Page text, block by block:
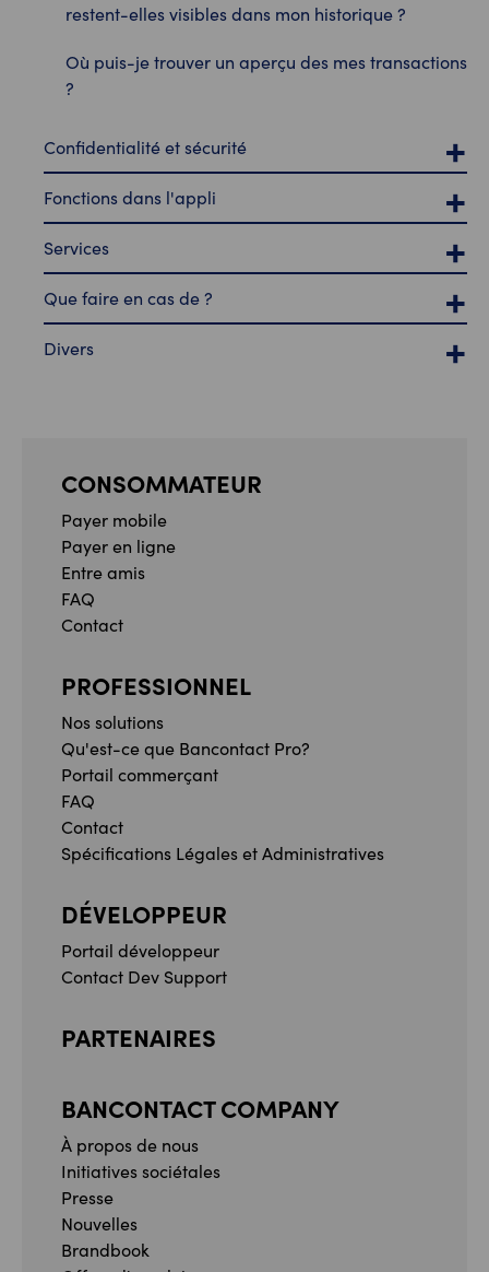
restent-elles visibles dans mon historique ?
Où puis-je trouver un aperçu des mes transactions
?
Confidentialité et sécurité
Fonctions dans l'appli
Services
Que faire en cas de ?
Divers
CONSOMMATEUR
Payer mobile
Payer en ligne
Entre amis
FAQ
Contact
PROFESSIONNEL
Nos solutions
Qu'est-ce que Bancontact Pro?
Portail commerçant
FAQ
Contact
Spécifications Légales et Administratives
DÉVELOPPEUR
Portail développeur
Contact Dev Support
PARTENAIRES
BANCONTACT COMPANY
À propos de nous
Initiatives sociétales
Presse
Nouvelles
Brandbook